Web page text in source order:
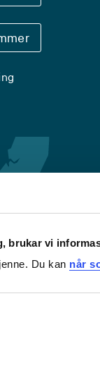
brukar vi
Du kan når